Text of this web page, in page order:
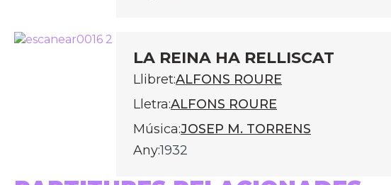
LA REINA HA RELLISCAT
Llibret:ALFONS ROURE
Lletra:ALFONS ROURE
Música:JOSEP M. TORRENS
Any:1932